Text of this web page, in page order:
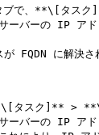
、**\[タスク
バーの IP アドレ
FQDN に解決さ
スク]** > **\[
バーの IP アドレ